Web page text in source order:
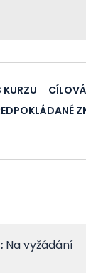
KURZU
Na vyžádání